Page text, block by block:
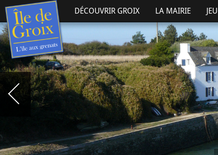
DÉCOUVRIR GROIX LA MAIRIE